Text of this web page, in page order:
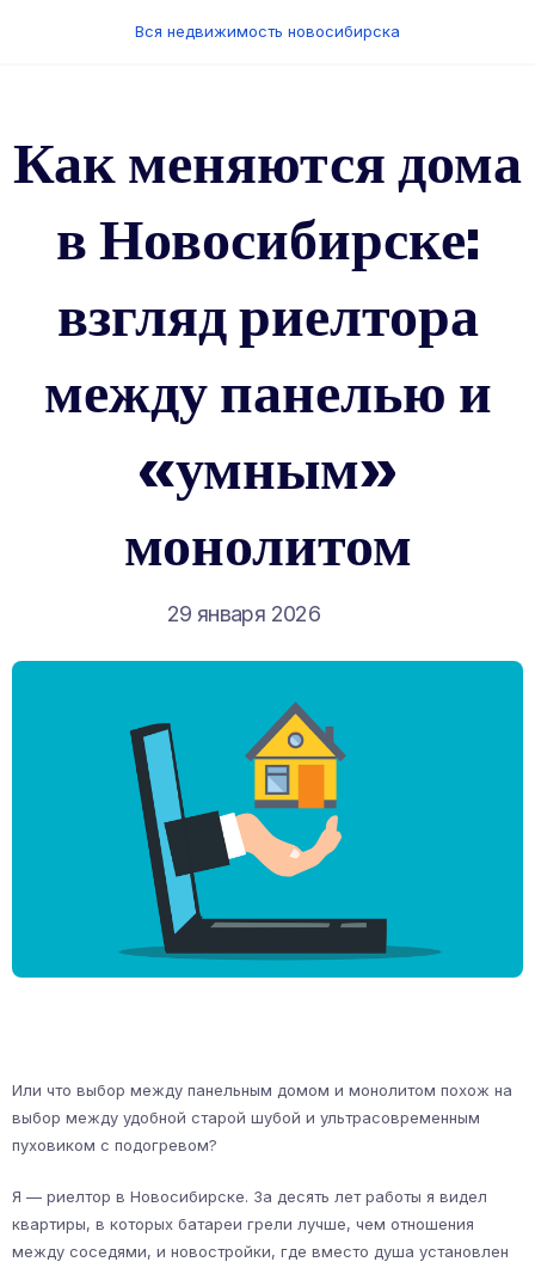
Вся недвижимость новосибирска
Как меняются дома
в Новосибирске:
взгляд риелтора
между панелью и
«умным»
монолитом
29 января 2026
Или что выбор между панельным домом и монолитом похож на
выбор между удобной старой шубой и ультрасовременным
пуховиком с подогревом?
Я — риелтор в Новосибирске. За десять лет работы я видел
квартиры, в которых батареи грели лучше, чем отношения
между соседями, и новостройки, где вместо душа установлен